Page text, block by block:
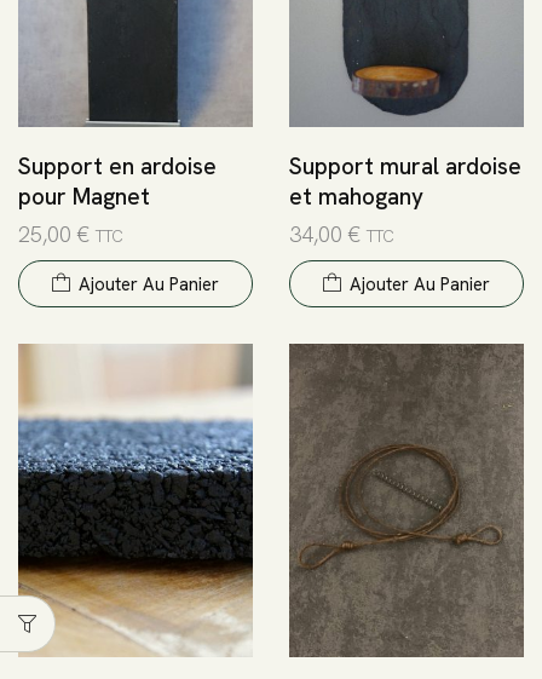
Support en ardoise
pour Magnet
25,00 € TTC
Ajouter Au Panier
Support mural ardoise
et mahogany
34,00 € TTC
Ajouter Au Panier